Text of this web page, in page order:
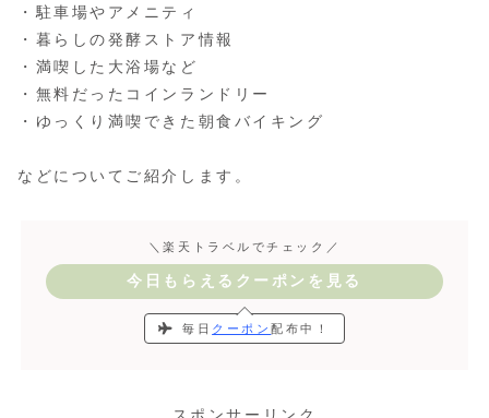
・駐車場やアメニティ
・暮らしの発酵ストア情報
・満喫した大浴場など
・無料だったコインランドリー
・ゆっくり満喫できた朝食バイキング
などについてご紹介します。
＼楽天トラベルでチェック／
今日もらえるクーポンを見る
毎日 クーポン配布中！
スポンサーリンク